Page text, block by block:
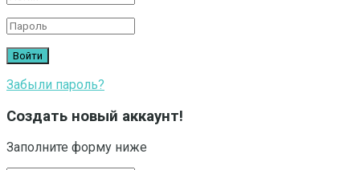
Забыли пароль?
Создать новый аккаунт!
Заполните форму ниже